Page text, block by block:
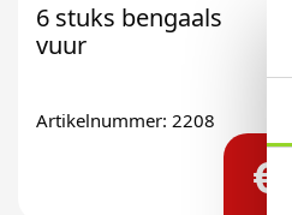
6 stuks bengaals
vuur
Artikelnummer: 2208
€